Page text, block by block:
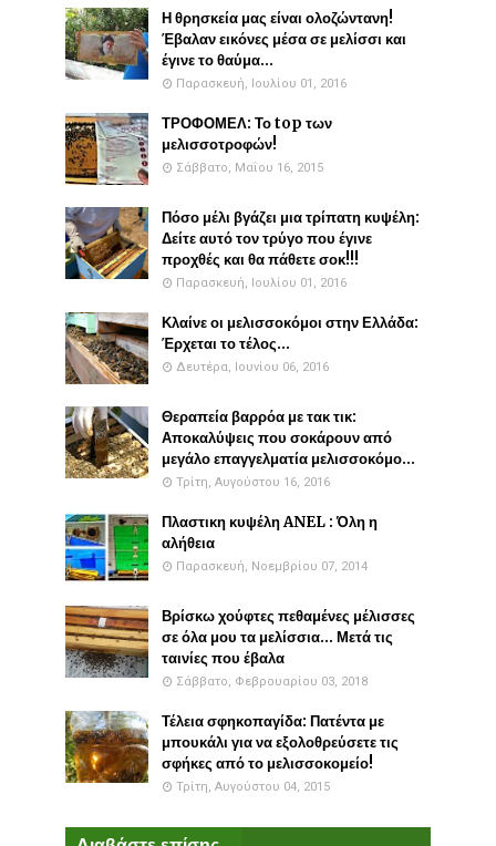
Η θρησκεία μας είναι ολοζώντανη!
Έβαλαν εικόνες μέσα σε μελίσσι και
έγινε το θαύμα...
Παρασκευή, Ιουλίου 01, 2016
ΤΡΟΦΟΜΕΛ: Το top των
μελισσοτροφών!
Σάββατο, Μαΐου 16, 2015
Πόσο μέλι βγάζει μια τρίπατη κυψέλη:
Δείτε αυτό τον τρύγο που έγινε
προχθές και θα πάθετε σοκ!!!
Παρασκευή, Ιουλίου 01, 2016
Κλαίνε οι μελισσοκόμοι στην Ελλάδα:
Έρχεται το τέλος...
Δευτέρα, Ιουνίου 06, 2016
Θεραπεία βαρρόα με τακ τικ:
Αποκαλύψεις που σοκάρουν από
μεγάλο επαγγελματία μελισσοκόμο...
Τρίτη, Αυγούστου 16, 2016
Πλαστικη κυψέλη ANEL : Όλη η
αλήθεια
Παρασκευή, Νοεμβρίου 07, 2014
Βρίσκω χούφτες πεθαμένες μέλισσες
σε όλα μου τα μελίσσια... Μετά τις
ταινίες που έβαλα
Σάββατο, Φεβρουαρίου 03, 2018
Τέλεια σφηκοπαγίδα: Πατέντα με
μπουκάλι για να εξολοθρεύσετε τις
σφήκες από το μελισσοκομείο!
Τρίτη, Αυγούστου 04, 2015